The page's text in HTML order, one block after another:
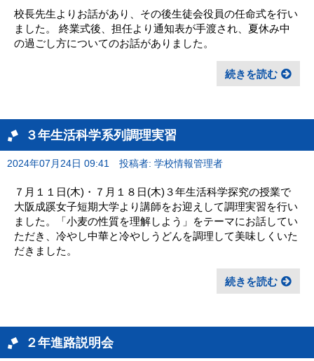
校長先生よりお話があり、その後生徒会役員の任命式を行い
ました。 終業式後、担任より通知表が手渡され、夏休み中
の過ごし方についてのお話がありました。
続きを読む
３年生活科学系列調理実習
2024年07月24日 09:41 投稿者: 学校情報管理者
７月１１日(木)・７月１８日(木)３年生活科学探究の授業で
大阪成蹊女子短期大学より講師をお迎えして調理実習を行い
ました。「小麦の性質を理解しよう」をテーマにお話してい
ただき、冷やし中華と冷やしうどんを調理して美味しくいた
だきました。
続きを読む
２年進路説明会